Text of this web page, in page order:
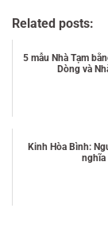
Related posts:
5 mẫu Nhà Tạm
Dòng và
Kinh Hòa Bình:
nghĩa